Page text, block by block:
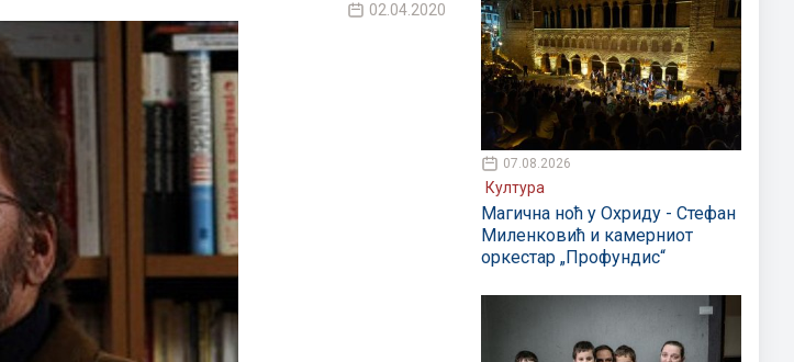
02.04.2020
07.08.2026
Култура
Магична ноћ у Охриду - Стефан
Миленковић и камерниот
оркестар „Профундис“